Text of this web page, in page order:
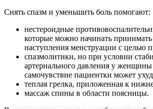
Снять спазм и уменьшить боль помогают:
нестероидные
которые можно начинать принимать
наступления менструации с целью
спазмолитики, но при условии
артериального давления у
самочувствие пациентки может
теплая грелка, приложенная к
массаж спины в области поясницы.